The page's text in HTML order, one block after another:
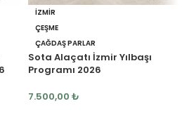
İZMIR
ÇEŞME
ÇAĞDAŞ PARLAR
Sota Alaçatı İzmir Yılbaşı
Programı 2026
7.500,00 ₺